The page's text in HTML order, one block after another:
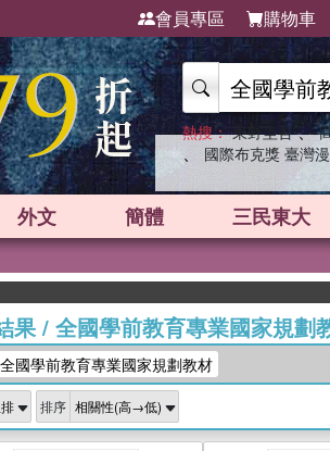
會員專區 購物車
熱搜： 東野圭吾 、
、 國際布克獎 臺灣
外文 簡體 三民東大
果/ 全國學前教育專業國家規劃
國學前教育專業國家規劃教材
排序